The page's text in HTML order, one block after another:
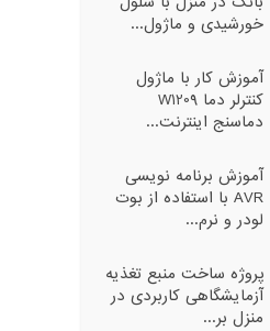
خورشیدی و ماژول...
آموزش کار با ماژول
کنترلر دما W1209
دماسنج اینترنت...
آموزش برنامه نویسی
AVR با استفاده از بوت
لودر و نرم...
پروژه ساخت منبع تغذیه
آزمایشگاهی کاربردی در
منزل بر...